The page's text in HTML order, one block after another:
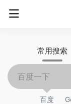
常用搜索
百度